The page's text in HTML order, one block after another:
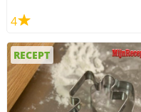
4
RECEPT